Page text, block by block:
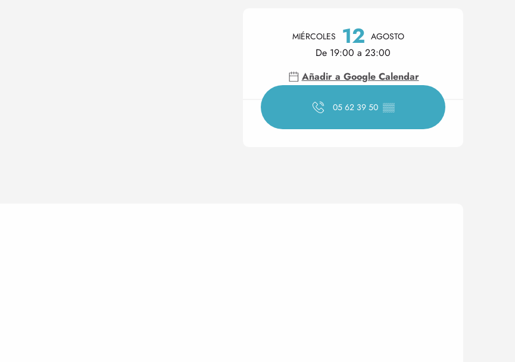
Horarios y datos de
MIÉRCOLES 12 AGOSTO
De 19:00 a 23:00
Añadir a Google Calendar
05 62 39 50 ▒▒